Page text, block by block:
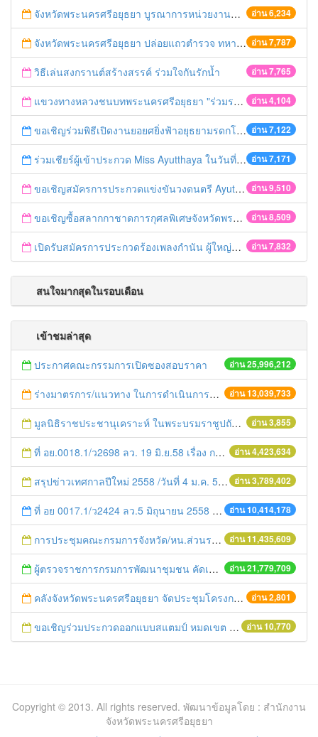
อ่าน 6,234
จังหวัดพระนครศรีอยุธยา บูรณาการหน่วยงานที่เกี่ยวข้อง ลงพื้นที่จัดระเบียบและดำเนินมาตรการตามบทลงโทษสูงสุดกับผู้ประกอบการร้านค้าที่ยังฝ่าฝืนตั้งร้านค้ารุกล้ำเขตพื้นที่ทางหลวง เตรียมความปลอดภัยก่อนเทศกาลสงกรานต์
อ่าน 7,787
จังหวัดพระนครศรีอยุธยา ปล่อยแถวตำรวจ ทหาร ฝ่ายปกครอง กว่า 100 นาย ตรวจเข้มท่ารถสาธารณะ สถานีขนส่งรถโดยสาร วินรถตู้ และสถานีรถไฟ เตรียมรับมือเทศกาลสงกรานต์
อ่าน 7,765
วิธีเล่นสงกรานต์สร้างสรรค์ ร่วมใจกันรักน้ำ
อ่าน 4,104
แขวงทางหลวงชนบทพระนครศรีอยุธยา "ร่วมรณรงค์ ขับช้า เปิดไฟหน้า คาดเข็มขัด" เทศกาลสงกรานต์ ปี 2561
อ่าน 7,122
ขอเชิญร่วมพิธีเปิดงานยอยศยิ่งฟ้าอยุธยามรดกโลก
อ่าน 7,171
ร่วมเชียร์ผู้เข้าประกวด Miss Ayutthaya ในวันที่ 15 ธันวาคม 2560
อ่าน 9,510
ขอเชิญสมัครการประกวดแข่งขันวงดนตรี Ayutthaya battle of the bands
อ่าน 8,509
ขอเชิญซื้อสลากกาชาดการกุศลพิเศษจังหวัดพระนครศรีอยุธยา 2560
อ่าน 7,832
เปิดรับสมัครการประกวดร้องเพลงกำนัน ผู้ใหญ่บ้าน ฯลฯ
สนใจมากสุดในรอบเดือน
เข้าชมล่าสุด
อ่าน 25,996,212
ประกาศคณะกรรมการเปิดซองสอบราคา
อ่าน 13,039,733
ร่างมาตรการ/แนวทาง ในการดำเนินการประกอบการตรวจราชการแบบบูรณาการ
อ่าน 3,855
มูลนิธิราชประชานุเคราะห์ ในพระบรมราชูปถัมภ์ มอบอุปกรณ์การเรียนให้กับนักเรียนทุนพระราชทาน
อ่าน 4,423,634
ที่ อย.0018.1/ว2698 ลว. 19 มิ.ย.58 เรื่อง การแก้ไขปัญหาหนี้สินให้แก่เกษตรกร
อ่าน 3,789,402
สรุปข่าวเทศกาลปีใหม่ 2558 /วันที่ 4 ม.ค. 58
อ่าน 10,414,178
ที่ อย 0017.1/ว2424 ลว.5 มิถุนายน 2558 เรื่อง แจ้งกำหนดตรวจประเมินและให้คะแนนหน่วยงานที่สมัครเข้าร่วมโครงการพัฒนาหน่วยงานต้นแบบในการจัดตั้งศูนย์ข้อมูลข่าวสารของราชการฯ ประจำปีงบประมาณ พ.ศ. 2558
อ่าน 11,435,609
การประชุมคณะกรมการจังหวัด/หน.ส่วนราชการประจำเดือน มิถุนายน 2558
อ่าน 21,779,709
ผู้ตรวจราชการกรมการพัฒนาชุมชน คัดเลือกข้าราชการและลูกจ้างดีเด่น และหน่วยงานพัฒนาชุมชนใสสะอาด ประจำปี ๒๕๕๔
อ่าน 2,801
คลังจังหวัดพระนครศรีอยุธยา จัดประชุมโครงการแลกเปลี่ยนความรู้ KM ครั้งที่ ๕/๒๕๕๕
อ่าน 10,770
ขอเชิญร่วมประกวดออกแบบสแตมป์ หมดเขต 30 ก.ย.57
Copyright © 2013. All rights reserved. พัฒนาข้อมูลโดย : สำนักงาน
จังหวัดพระนครศรีอยุธยา